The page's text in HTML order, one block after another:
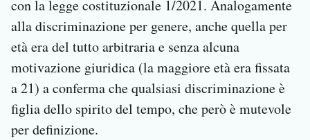
con la legge costituzionale 1/2021. Analogamente
alla discriminazione per genere, anche quella per
età era del tutto arbitraria e senza alcuna
motivazione giuridica (la maggiore età era fissata
a 21) a conferma che qualsiasi discriminazione è
figlia dello spirito del tempo, che però è mutevole
per definizione.